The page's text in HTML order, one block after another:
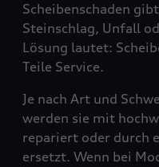
Scheibenschaden
Steinschlag, Unfall
Lösung lautet:
Teile Service.
Je nach Art und
werden sie mit
repariert oder durch
ersetzt. Wenn bei